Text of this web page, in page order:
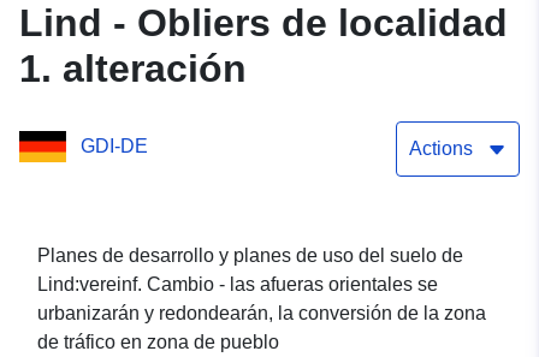
Lind - Obliers de localidad
1. alteración
GDI-DE Actions
Planes de desarrollo y planes de uso del suelo de
Lind:vereinf. Cambio - las afueras orientales se
urbanizarán y redondearán, la conversión de la zona
de tráfico en zona de pueblo